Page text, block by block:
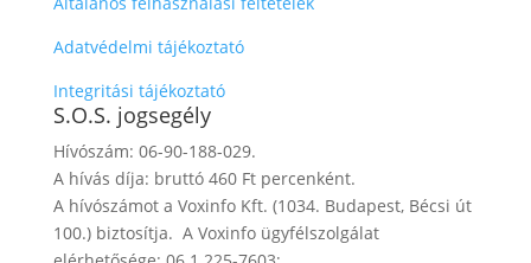
Adatvédelmi tájékoztató
Integritási tájékoztató
S.O.S. jogsegély
Hívószám: 06-90-188-029.
A hívás díja: bruttó 460 Ft percenként.
A hívószámot a Voxinfo Kft. (1034. Budapest, Bécsi út
100.) biztosítja. A Voxinfo ügyfélszolgálat